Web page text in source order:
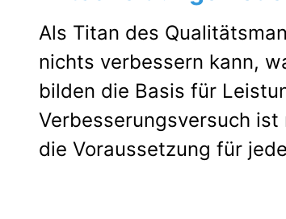
Als Titan des
nichts verbessern kann,
bilden die Basis für
Verbesserungsversuch
die Voraussetzung für